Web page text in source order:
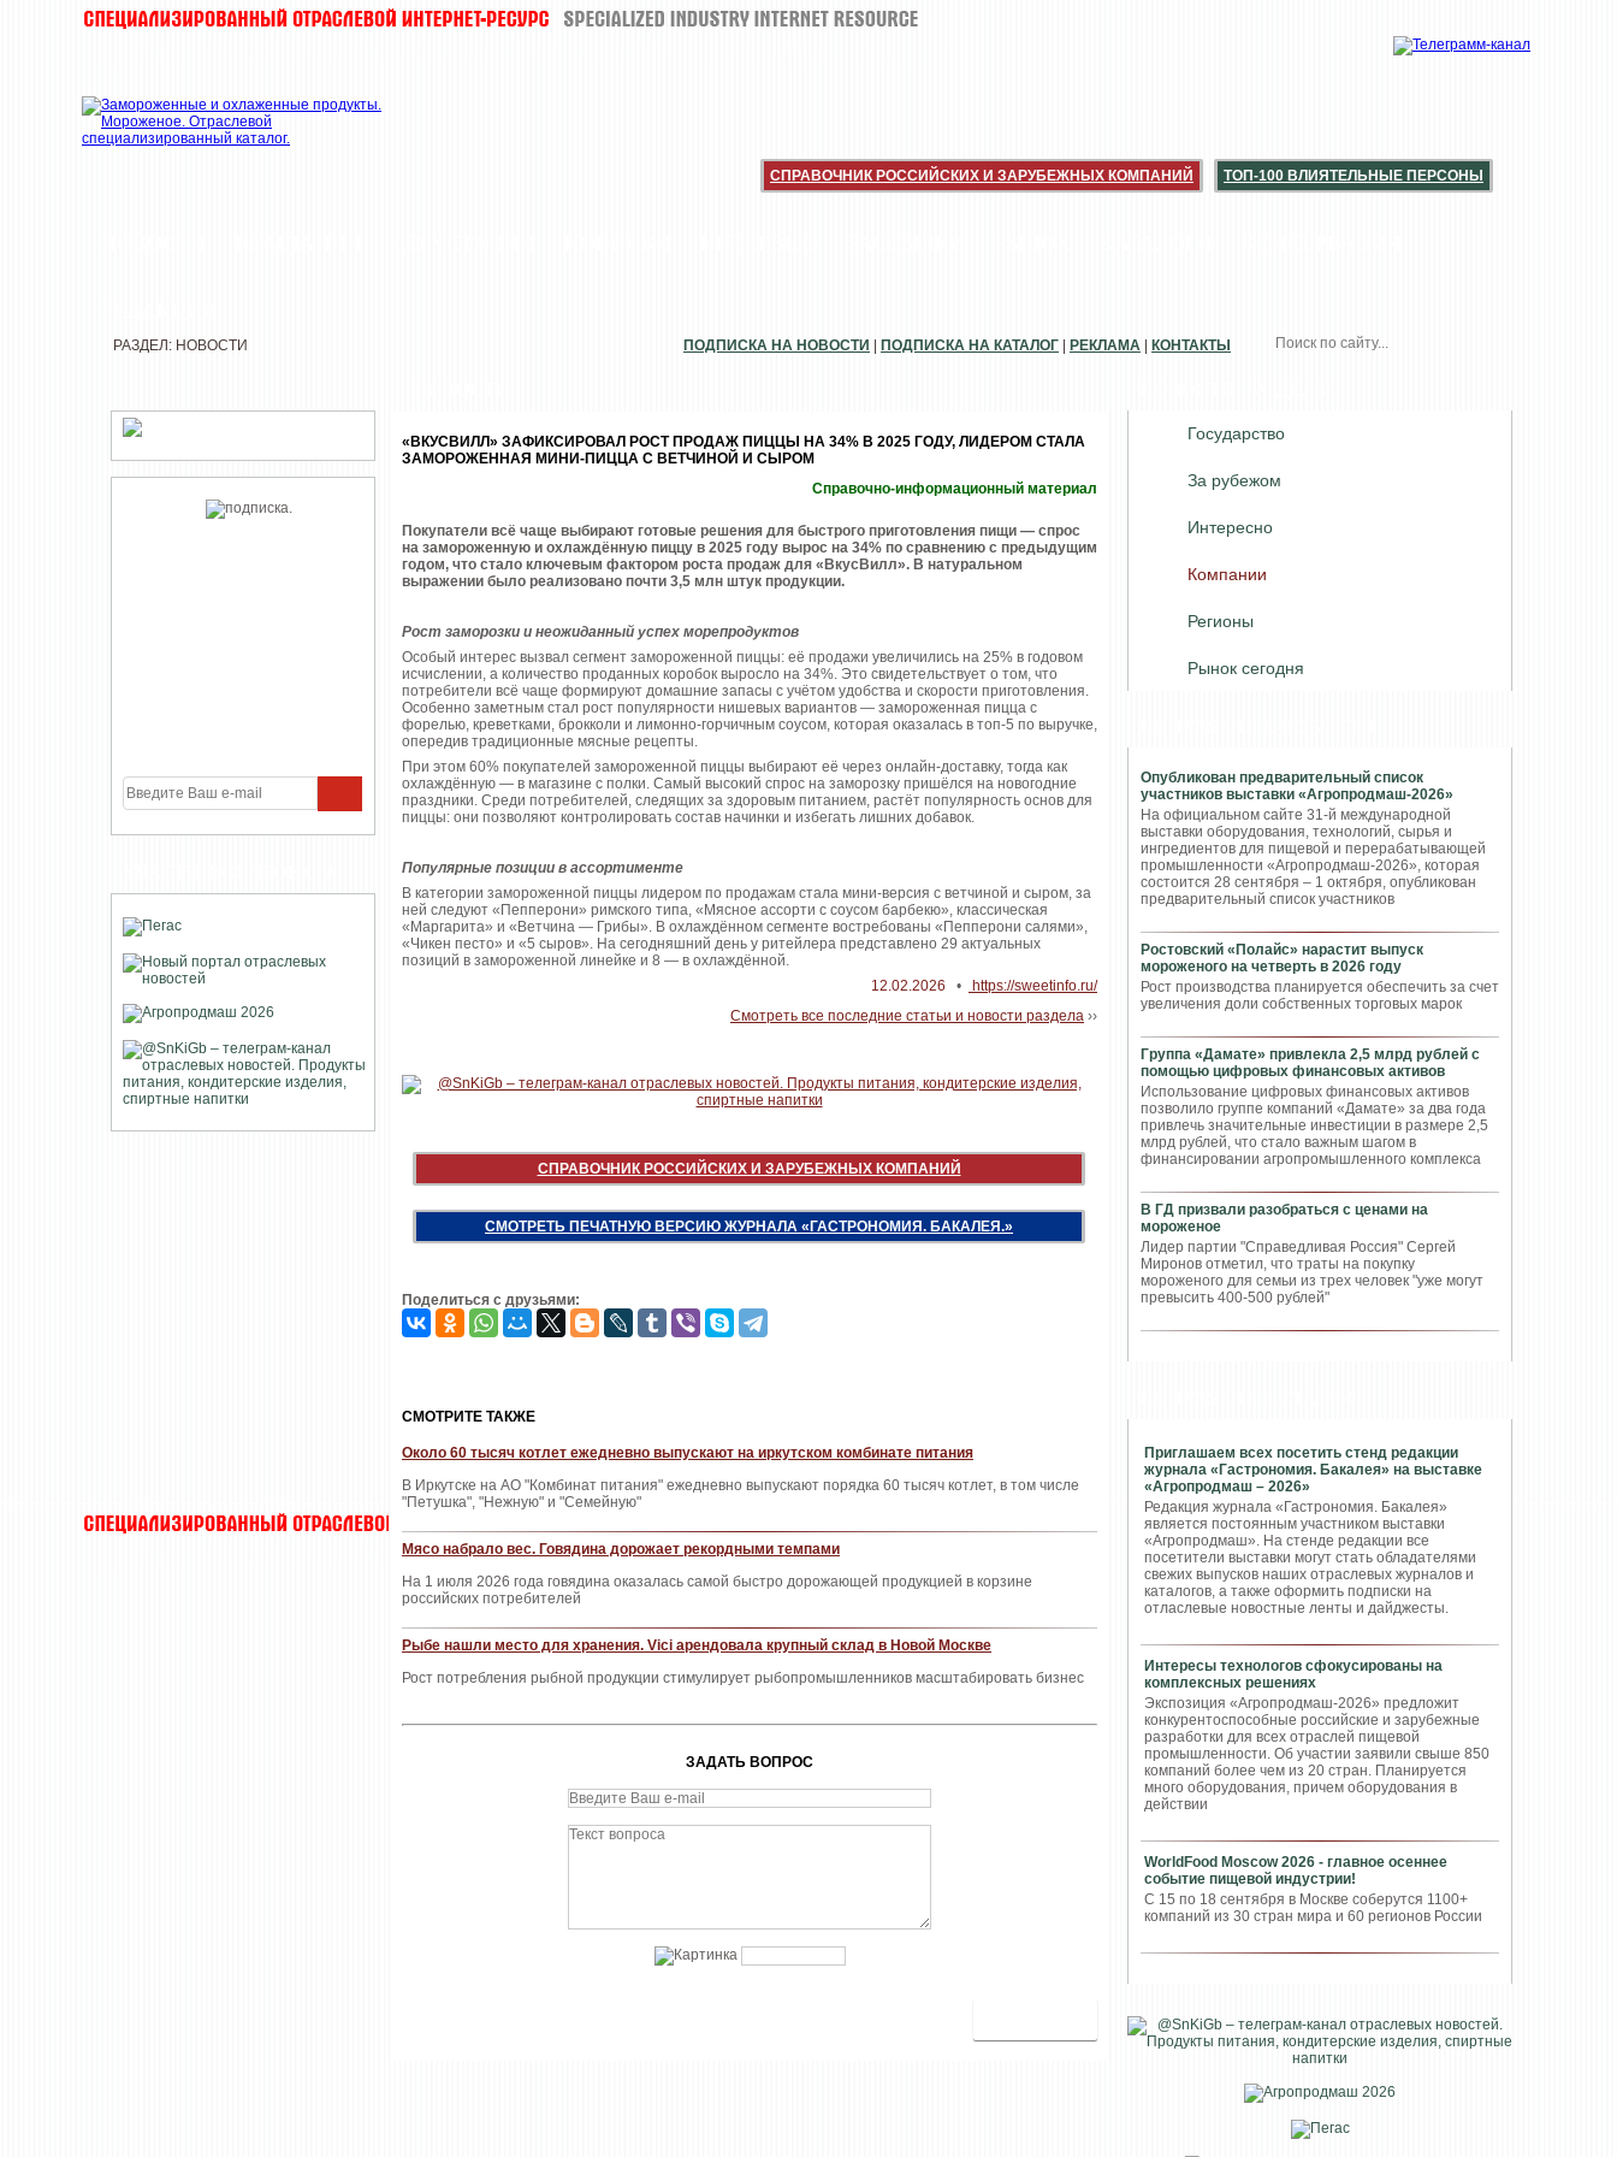
СПРАВОЧНИК РОССИЙСКИХ И ЗАРУБЕЖНЫХ КОМПАНИЙ ТОП-100 ВЛИЯТЕЛЬНЫЕ ПЕРСОНЫ
Государство
За рубежом
Интересно
Компании
Регионы
Рынок сегодня
Опубликован предварительный список
участников выставки «Агропродмаш-2026»
На официальном сайте 31-й международной
выставки оборудования, технологий, сырья и
ингредиентов для пищевой и перерабатывающей
промышленности «Агропродмаш-2026», которая
состоится 28 сентября – 1 октября, опубликован
предварительный список участников
Ростовский «Полайс» нарастит выпуск
мороженого на четверть в 2026 году
Рост производства планируется обеспечить за счет
увеличения доли собственных торговых марок
Группа «Дамате» привлекла 2,5 млрд рублей с
помощью цифровых финансовых активов
Использование цифровых финансовых активов
позволило группе компаний «Дамате» за два года
привлечь значительные инвестиции в размере 2,5
млрд рублей, что стало важным шагом в
финансировании агропромышленного комплекса
В ГД призвали разобраться с ценами на
мороженое
Лидер партии "Справедливая Россия" Сергей
Миронов отметил, что траты на покупку
мороженого для семьи из трех человек "уже могут
превысить 400-500 рублей"
Приглашаем всех посетить стенд редакции
журнала «Гастрономия. Бакалея» на выставке
«Агропродмаш – 2026»
Редакция журнала «Гастрономия. Бакалея»
является постоянным участником выставки
«Агропродмаш». На стенде редакции все
посетители выставки могут стать обладателями
свежих выпусков наших отраслевых журналов и
каталогов, а также оформить подписки на
отласлевые новостные ленты и дайджесты.
Интересы технологов сфокусированы на
комплексных решениях
Экспозиция «Агропродмаш-2026» предложит
конкурентоспособные российские и зарубежные
разработки для всех отраслей пищевой
промышленности. Об участии заявили свыше 850
компаний более чем из 20 стран. Планируется
много оборудования, причем оборудования в
действии
WorldFood Moscow 2026 - главное осеннее
событие пищевой индустрии!
С 15 по 18 сентября в Москве соберутся 1100+
компаний из 30 стран мира и 60 регионов России
РАЗДЕЛ: НОВОСТИ ПОДПИСКА НА НОВОСТИ ПОДПИСКА НА КАТАЛОГ РЕКЛАМА КОНТАКТЫ
«ВКУСВИЛЛ» ЗАФИКСИРОВАЛ РОСТ ПРОДАЖ ПИЦЦЫ НА 34% В 2025 ГОДУ, ЛИДЕРОМ СТАЛА
ЗАМОРОЖЕННАЯ МИНИ-ПИЦЦА С ВЕТЧИНОЙ И СЫРОМ
Справочно-информационный материал
Покупатели всё чаще выбирают готовые решения для быстрого приготовления пищи — спрос
на замороженную и охлаждённую пиццу в 2025 году вырос на 34% по сравнению с предыдущим
годом, что стало ключевым фактором роста продаж для «ВкусВилл». В натуральном
выражении было реализовано почти 3,5 млн штук продукции.
Рост заморозки и неожиданный успех морепродуктов
Особый интерес вызвал сегмент замороженной пиццы: её продажи увеличились на 25% в годовом
исчислении, а количество проданных коробок выросло на 34%. Это свидетельствует о том, что
потребители всё чаще формируют домашние запасы с учётом удобства и скорости приготовления.
Особенно заметным стал рост популярности нишевых вариантов — замороженная пицца с
форелью, креветками, брокколи и лимонно-горчичным соусом, которая оказалась в топ-5 по выручке,
опередив традиционные мясные рецепты.
При этом 60% покупателей замороженной пиццы выбирают её через онлайн-доставку, тогда как
охлаждённую — в магазине с полки. Самый высокий спрос на заморозку пришёлся на новогодние
праздники. Среди потребителей, следящих за здоровым питанием, растёт популярность основ для
пиццы: они позволяют контролировать состав начинки и избегать лишних добавок.
Популярные позиции в ассортименте
В категории замороженной пиццы лидером по продажам стала мини-версия с ветчиной и сыром, за
ней следуют «Пепперони» римского типа, «Мясное ассорти с соусом барбекю», классическая
«Маргарита» и «Ветчина — Грибы». В охлаждённом сегменте востребованы «Пепперони салями»,
«Чикен песто» и «5 сыров». На сегодняшний день у ритейлера представлено 29 актуальных
позиций в замороженной линейке и 8 — в охлаждённой.
12.02.2026 •
https://sweetinfo.ru/
Смотреть все последние статьи и новости раздела ››
СПРАВОЧНИК РОССИЙСКИХ И ЗАРУБЕЖНЫХ КОМПАНИЙ
СМОТРЕТЬ ПЕЧАТНУЮ ВЕРСИЮ ЖУРНАЛА «ГАСТРОНОМИЯ. БАКАЛЕЯ.»
Поделиться с друзьями:
CМОТРИТЕ ТАКЖЕ
Около 60 тысяч котлет ежедневно выпускают на иркутском комбинате питания
В Иркутске на АО "Комбинат питания" ежедневно выпускают порядка 60 тысяч котлет, в том числе
"Петушка", "Нежную" и "Семейную"
Мясо набрало вес. Говядина дорожает рекордными темпами
На 1 июля 2026 года говядина оказалась самой быстро дорожающей продукцией в корзине
российских потребителей
Рыбе нашли место для хранения. Vici арендовала крупный склад в Новой Москве
Рост потребления рыбной продукции стимулирует рыбопромышленников масштабировать бизнес
ЗАДАТЬ ВОПРОС